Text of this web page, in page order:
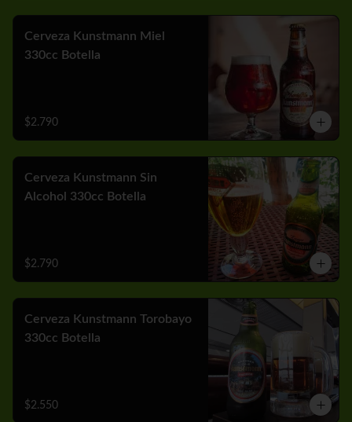
Cerveza Kunstmann Miel
330cc Botella
$2.790
Cerveza Kunstmann Sin
Alcohol 330cc Botella
$2.790
Cerveza Kunstmann Torobayo
330cc Botella
$2.550